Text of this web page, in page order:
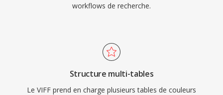
workflows de recherche.
Structure multi-tables
Le VIFF prend en charge plusieurs tables de couleurs